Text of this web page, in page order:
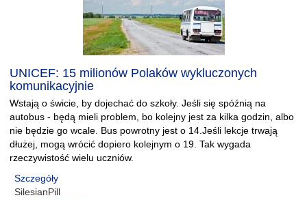
UNICEF: 15 milionów Polaków wykluczonych
komunikacyjnie
Wstają o świcie, by dojechać do szkoły. Jeśli się spóźnią na
autobus - będą mieli problem, bo kolejny jest za kilka godzin, albo
nie będzie go wcale. Bus powrotny jest o 14.Jeśli lekcje trwają
dłużej, mogą wrócić dopiero kolejnym o 19. Tak wygada
rzeczywistość wielu uczniów.
Szczegóły
SilesianPill